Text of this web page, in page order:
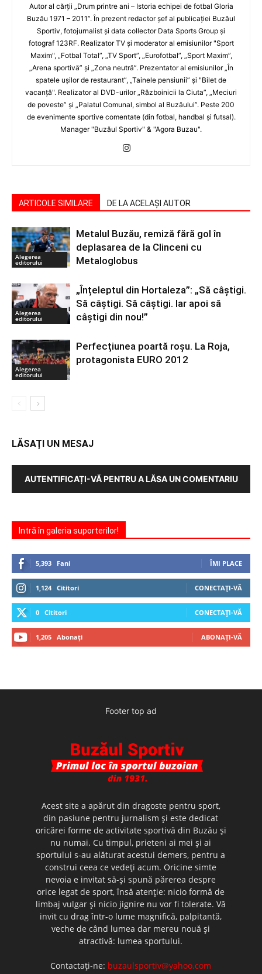
Autor al cărţii „Drum printre ani – Istoria echipei de fotbal Gloria
Buzău 1971 – 2011”. În prezent redactor şef al publicaţiei Buzăul
Sportiv, fotojurnalist şi data collector Data Sports Group şi
fotograf 123RF. Realizator TV şi moderator al emisiunilor "Sport
Maxim", „Fotbal Total”, „TV Sport”, „Eurofotbal”, „Sport Maxim”,
„Arena sportivă” şi „Zona neutră”. Prezentator al emisiunilor „În
spatele uşilor de restaurant”, „Tainele pensiunii” şi "Bilet de
vacanţă". Realizator al DVD-urilor „Războinicii la Ciuta”, „Meciuri
de poveste” şi „Palatul Comunal, simbol al Buzăului”. Peste 200
de evenimente sportive comentate (din fotbal, handbal şi futsal).
Manager "Buzăul Sportiv" & "Agora Buzau".
ARTICOLE SIMILARE DE LA ACELAȘI AUTOR
Alegerea
editorului
Metalul Buzău, remiză fără gol în
deplasarea de la Clinceni cu
Metaloglobus
Alegerea
editorului
„Înțeleptul din Hortaleza”: „Să câștigi.
Să câștigi. Să câștigi. Iar apoi să
câștigi din nou!”
Alegerea
editorului
Perfecțiunea poartă roșu. La Roja,
protagonista EURO 2012
LĂSAȚI UN MESAJ
AUTENTIFICAȚI-VĂ PENTRU A LĂSA UN COMENTARIU
Intră în galeria suporterilor!
5,393 Fani ÎMI PLACE
1,124 Cititori CONECTAȚI-VĂ
0 Cititori CONECTAȚI-VĂ
1,205 Abonați ABONAȚI-VĂ
Footer top ad
Acest site a apărut din dragoste pentru sport,
din pasiune pentru jurnalism şi este dedicat
oricărei forme de activitate sportivă din Buzău şi
nu numai. Cu timpul, prieteni ai mei şi ai
sportului s-au alăturat acestui demers, pentru a
construi ceea ce vedeţi acum. Oricine simte
nevoia e invitat să-şi spună părerea despre
orice legat de sport, însă atenţie: nicio formă de
limbaj vulgar şi nicio jignire nu vor fi tolerate. Vă
invit cu drag într-o lume magnifică, palpitantă,
veche de când lumea dar mereu nouă şi
atractivă: lumea sportului.
Contactați-ne: buzaulsportiv@yahoo.com